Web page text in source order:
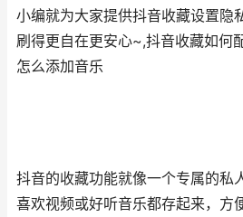
小编就为大家提供抖音收藏设置隐
刷得更自在更安心~,抖音收藏如何
怎么添加音乐
抖音的收藏功能就像一个专属的私
喜欢视频或好听音乐都存起来，方